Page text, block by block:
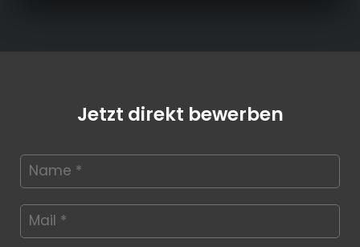
Jetzt direkt bewerben